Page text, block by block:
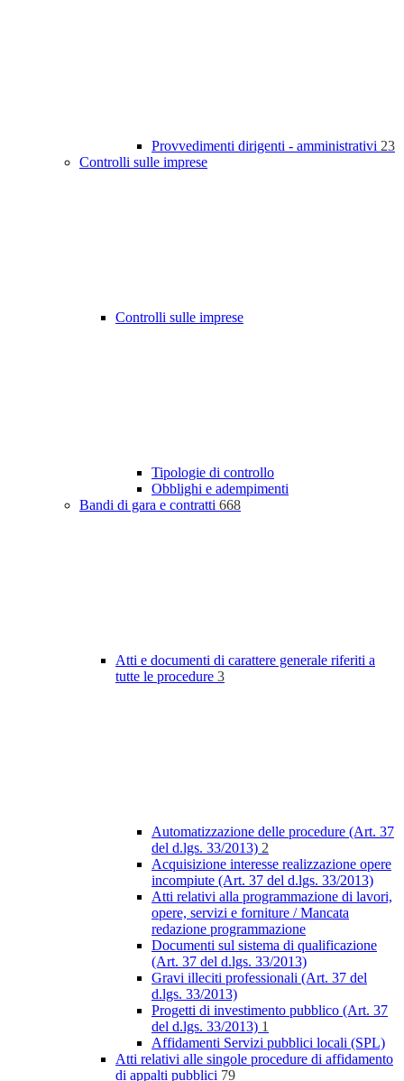
Provvedimenti dirigenti - amministrativi 23
Controlli sulle imprese
Controlli sulle imprese
Tipologie di controllo
Obblighi e adempimenti
Bandi di gara e contratti 668
Atti e documenti di carattere generale riferiti a
tutte le procedure 3
Automatizzazione delle procedure (Art. 37
del d.lgs. 33/2013) 2
Acquisizione interesse realizzazione opere
incompiute (Art. 37 del d.lgs. 33/2013)
Atti relativi alla programmazione di lavori,
opere, servizi e forniture / Mancata
redazione programmazione
Documenti sul sistema di qualificazione
(Art. 37 del d.lgs. 33/2013)
Gravi illeciti professionali (Art. 37 del
d.lgs. 33/2013)
Progetti di investimento pubblico (Art. 37
del d.lgs. 33/2013) 1
Affidamenti Servizi pubblici locali (SPL)
Atti relativi alle singole procedure di affidamento
di appalti pubblici 79